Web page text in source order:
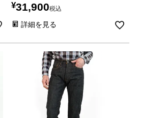
¥31,900税込
詳細を見る